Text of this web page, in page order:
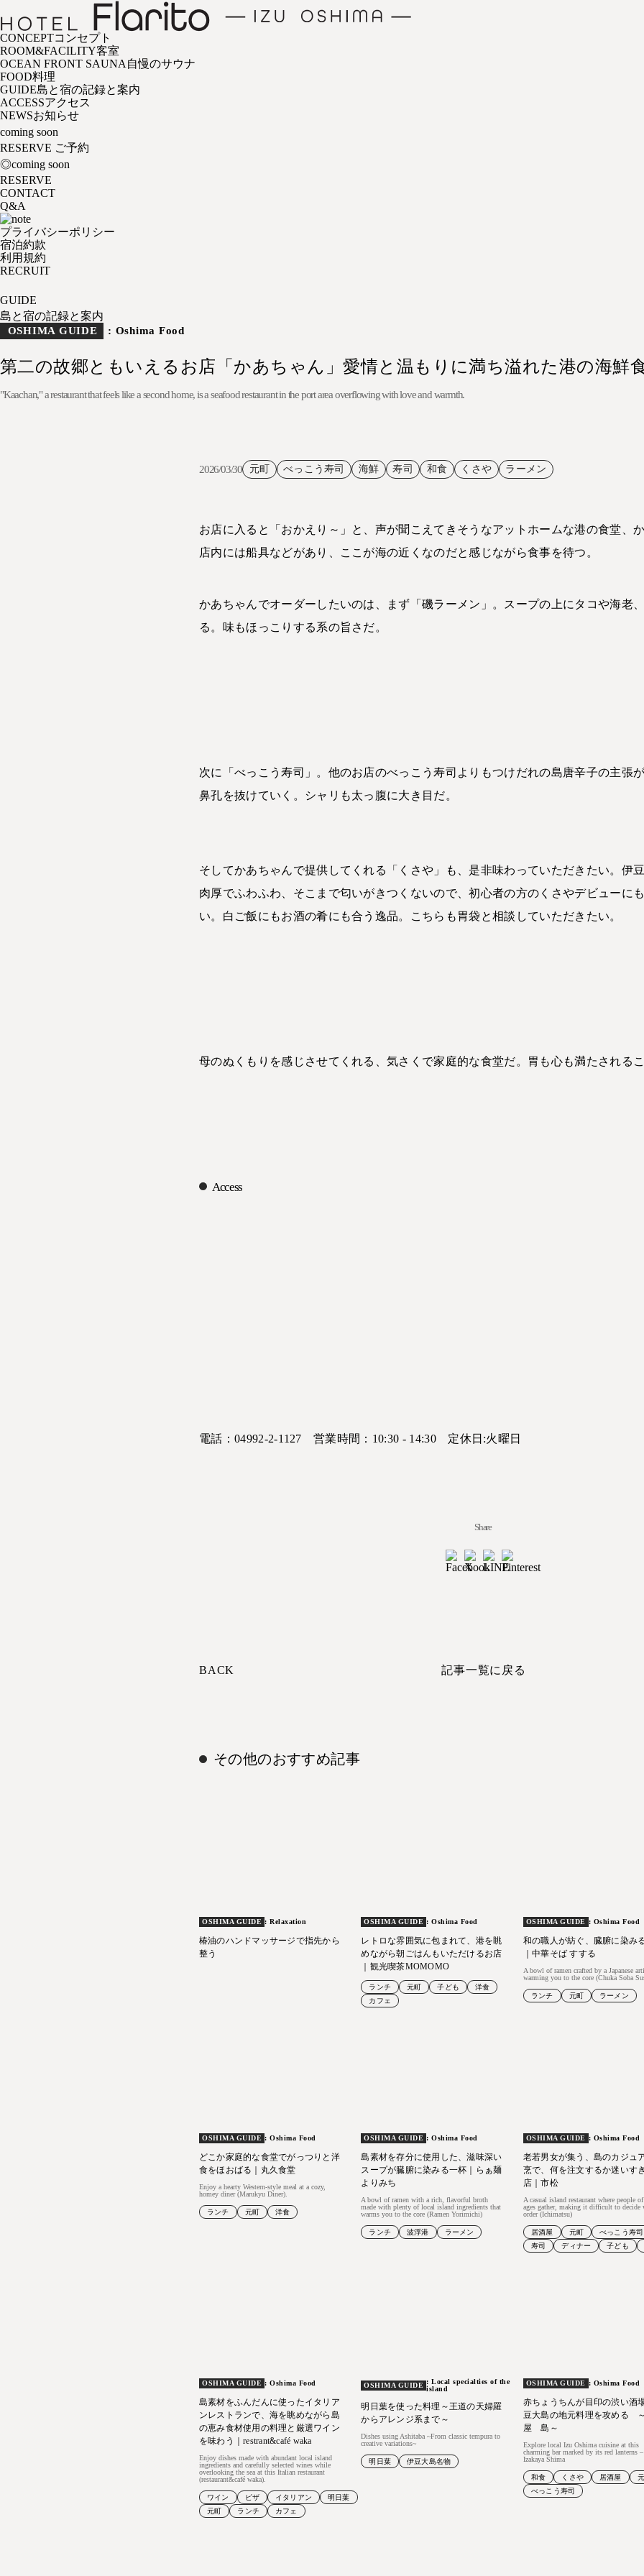
CONCEPTコンセプト
ROOM&FACILITY客室
OCEAN FRONT SAUNA 自慢のサウナ
FOOD料理
GUIDE島と宿の記録と案内
ACCESSアクセス
NEWSお知らせ
coming soon
RESERVE ご予約
◎coming soon
RESERVE
CONTACT
Q&A
プライバシーポリシー
宿泊約款
利用規約
RECRUIT
GUIDE
島と宿の記録と案内
OSHIMA GUIDE : Oshima Food
第二の故郷ともいえるお店「かあちゃん」愛情と温もりに満ち溢れた港の海鮮
"Kaachan," a restaurant that feels like a second home, is a seafood restaurant in the port area overflowing with love and warmth.
2026/03/30 元町 べっこう寿司 海鮮 寿司 和食 くさや ラーメン
お店に入ると「おかえり～」と、声が聞こえてきそうなアットホームな港の食堂、
店内には船具などがあり、ここが海の近くなのだと感じながら食事を待つ。
かあちゃんでオーダーしたいのは、まず「磯ラーメン」。スープの上にタコや海老
る。味もほっこりする系の旨さだ。
次に「べっこう寿司」。他のお店のべっこう寿司よりもつけだれの島唐辛子の主張
鼻孔を抜けていく。シャリも太っ腹に大き目だ。
そしてかあちゃんで提供してくれる「くさや」も、是非味わっていただきたい。伊
肉厚でふわふわ、そこまで匂いがきつくないので、初心者の方のくさやデビューに
い。白ご飯にもお酒の肴にも合う逸品。こちらも胃袋と相談していただきたい。
母のぬくもりを感じさせてくれる、気さくで家庭的な食堂だ。胃も心も満たされる
Access
電話：04992-2-1127 営業時間：10:30 - 14:30 定休日:火曜日
Share
BACK 記事一覧に戻る
その他のおすすめ記事
OSHIMA GUIDE : Relaxation
椿油のハンドマッサージで指先から
整う
OSHIMA GUIDE : Oshima Food
レトロな雰囲気に包まれて、港を眺
めながら朝ごはんもいただけるお店
｜観光喫茶MOMOMO
ランチ 元町 子ども
洋食
カフェ
OSHIMA GUIDE : Oshima Food
和の職人が紡ぐ、臓腑に染み
｜中華そば すする
A bowl of ramen crafted by a Japanese
warming you to the core (Chuka Soba
ランチ 元町 ラーメン
OSHIMA GUIDE : Oshima Food
どこか家庭的な食堂でがっつりと洋
食をほおばる｜丸久食堂
Enjoy a hearty Western-style meal at a cozy,
homey diner (Marukyu Diner).
ランチ 元町 洋食
OSHIMA GUIDE : Oshima Food
島素材を存分に使用した、滋味深い
スープが臓腑に染みる一杯｜らぁ麺
よりみち
A bowl of ramen with a rich, flavorful broth
made with plenty of local island ingredients that
warms you to the core (Ramen Yorimichi)
ランチ 波浮港 ラーメン
OSHIMA GUIDE : Oshima Food
老若男女が集う、島のカジュ
烹で、何を注文するか迷いす
店｜市松
A casual island restaurant where people
ages gather, making it difficult to decide
order (Ichimatsu)
居酒屋 元町
べっこう寿司
寿司
ディナー 子ども
OSHIMA GUIDE : Oshima Food
島素材をふんだんに使ったイタリア
ンレストランで、海を眺めながら島
の恵み食材使用の料理と厳選ワイン
を味わう｜restrant&café waka
Enjoy dishes made with abundant local island
ingredients and carefully selected wines while
overlooking the sea at this Italian restaurant
(restaurant&café waka).
ワイン ピザ イタリアン
明日葉
元町
ランチ カフェ
OSHIMA GUIDE : Local specialties of the
island
明日葉を使った料理～王道の天婦羅
からアレンジ系まで～
Dishes using Ashitaba ~From classic tempura to
creative variations~
明日葉 伊豆大島名物
OSHIMA GUIDE : Oshima Food
赤ちょうちんが目印の渋い酒
豆大島の地元料理を攻める
屋 島～
Explore local Izu Oshima cuisine at this
charming bar marked by its red lanterns –
Izakaya Shima
和食 くさや 居酒屋
べっこう寿司